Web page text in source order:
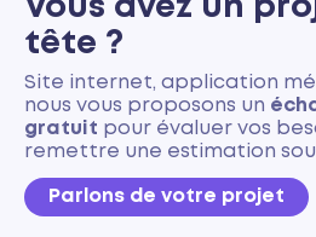
Vous avez un
tête ?
Site internet, application
nous vous proposons un
gratuit pour évaluer vos
remettre une estimation
Parlons de votre projet